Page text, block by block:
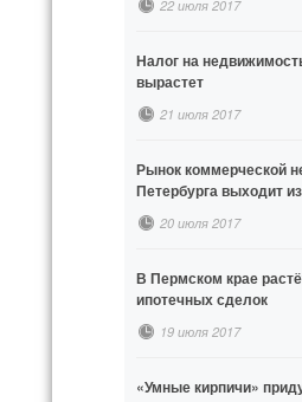
22 июля 2017
Налог на
вырастет
21 июля 2017
Рынок коммерческой
Петербурга выходит
20 июля 2017
В Пермском крае
ипотечных сделок
19 июля 2017
«Умные кирпичи»